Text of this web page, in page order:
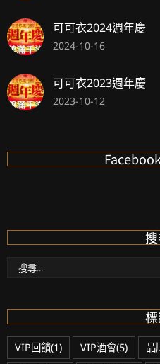
可可衣2024週年慶
2024-10-16
可可衣2023週年慶
2023-10-12
VIP回饋(1) VIP酒會(5) 品